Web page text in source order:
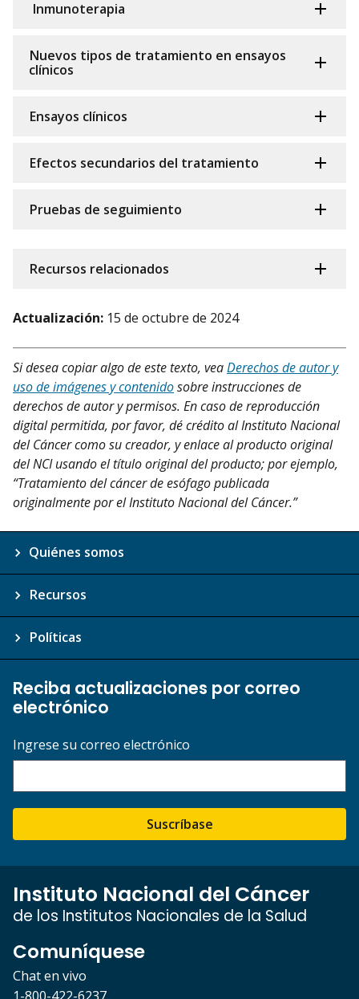
Inmunoterapia
Nuevos tipos de tratamiento en ensayos
clínicos
Ensayos clínicos
Efectos secundarios del tratamiento
Pruebas de seguimiento
Recursos relacionados
Actualización: 15 de octubre de 2024
Si desea copiar algo de este texto, veaDerechos de autor y
uso de imágenes y contenidosobre instrucciones de
derechos de autor y permisos. En caso de reproducción
digital permitida, por favor, dé crédito al Instituto Nacional
del Cáncer como su creador, y enlace al producto original
del NCI usando el título original del producto; por ejemplo,
“Tratamiento del cáncer de esófago publicada
originalmente por el Instituto Nacional del Cáncer.”
Quiénes somos
Recursos
Políticas
Reciba actualizaciones por correo
electrónico
Ingrese su correo electrónico
Suscríbase
Instituto Nacional del Cáncer
de los Institutos Nacionales de la Salud
Comuníquese
Chat en vivo